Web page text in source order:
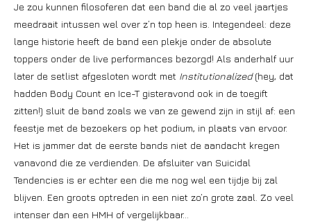
Je zou kunnen filosoferen dat een band die al zo veel jaartjes
meedraait intussen wel over z’n top heen is. Integendeel: deze
lange historie heeft de band een plekje onder de absolute
toppers onder de live performances bezorgd! Als anderhalf uur
later de setlist afgesloten wordt met Institutionalized(hey, dat
hadden Body Count en Ice-T gisteravond ook in de toegift
zitten!) sluit de band zoals we van ze gewend zijn in stijl af: een
feestje met de bezoekers op het podium, in plaats van ervoor.
Het is jammer dat de eerste bands niet de aandacht kregen
vanavond die ze verdienden. De afsluiter van Suicidal
Tendencies is er echter een die me nog wel een tijdje bij zal
blijven. Een groots optreden in een niet zo’n grote zaal. Zo veel
intenser dan een HMH of vergelijkbaar…